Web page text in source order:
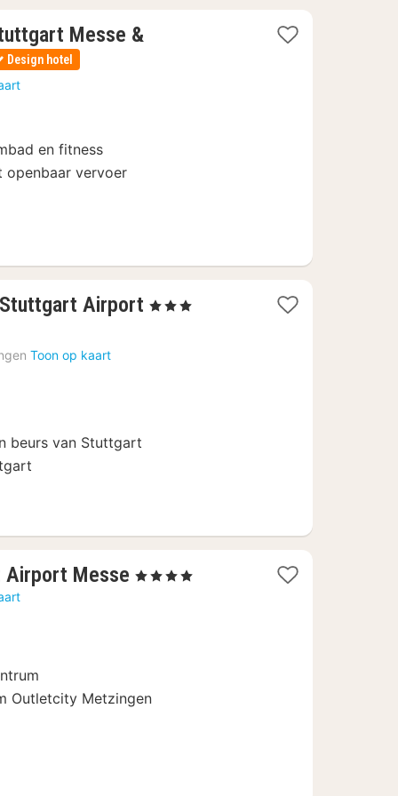
Messe &
Design hotel
en fitness
openbaar vervoer
Airport 1
, 3 Sterren
Toon op kaart
beurs van Stuttgart
Airport Messe 1
, 4 Sterren
Outletcity Metzingen